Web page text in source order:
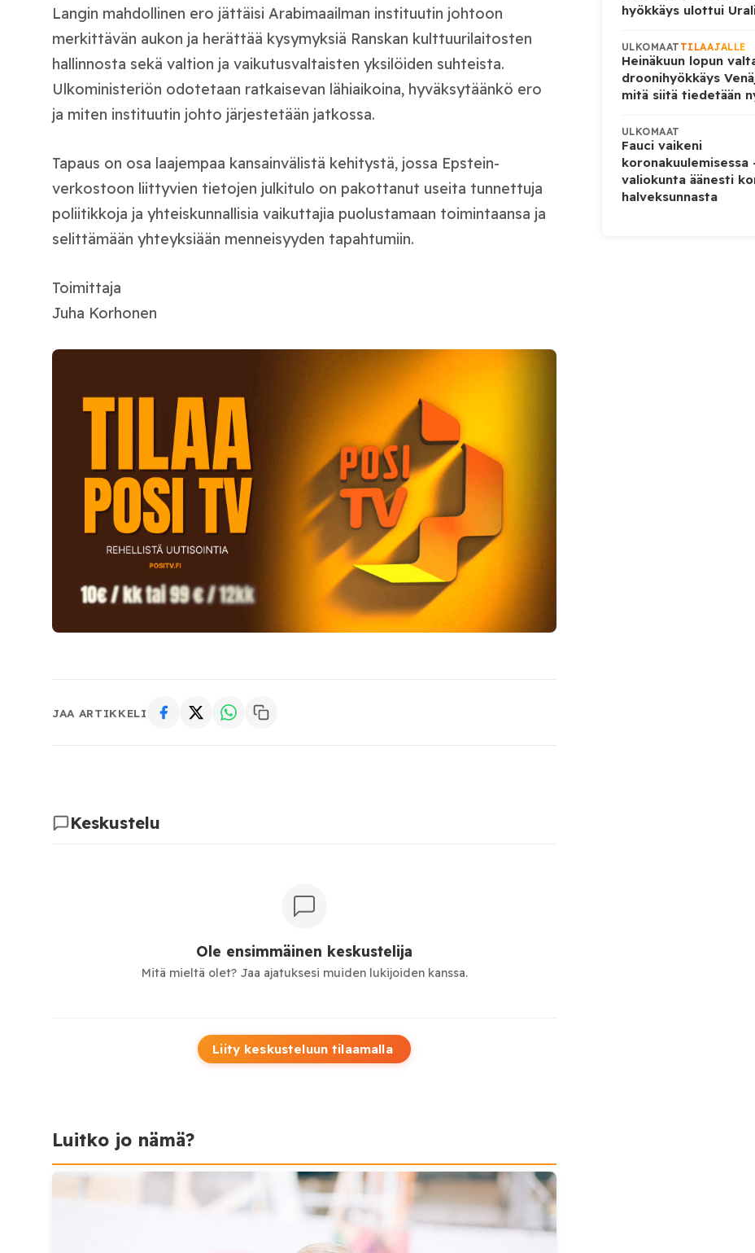
Langin mahdollinen ero jättäisi Arabimaailman instituutin johtoon
merkittävän aukon ja herättää kysymyksiä Ranskan kulttuurilaitosten
hallinnosta sekä valtion ja vaikutusvaltaisten yksilöiden suhteista.
Ulkoministeriön odotetaan ratkaisevan lähiaikoina, hyväksytäänkö ero
ja miten instituutin johto järjestetään jatkossa.
Tapaus on osa laajempaa kansainvälistä kehitystä, jossa Epstein-
verkostoon liittyvien tietojen julkitulo on pakottanut useita tunnettuja
poliitikkoja ja yhteiskunnallisia vaikuttajia puolustamaan toimintaansa ja
selittämään yhteyksiään menneisyyden tapahtumiin.
Toimittaja
Juha Korhonen
JAA ARTIKKELI
Keskustelu
Ole ensimmäinen keskustelija
Mitä mieltä olet? Jaa ajatuksesi muiden lukijoiden kanssa.
Liity keskusteluun tilaamalla
Luitko jo nämä?
hyökkäys ulottui
ULKOMAAT TILAAJALLE
Heinäkuun lopun
droonihyökkäys
mitä siitä tiedetään
ULKOMAAT
Fauci vaikeni
koronakuulemisessa
valiokunta äänesti
halveksunnasta